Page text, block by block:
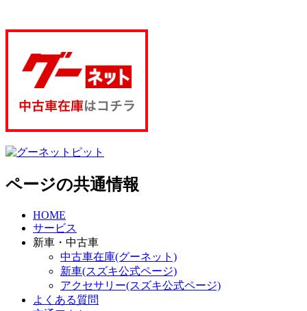
ページの共通情報
HOME
サービス
新車・中古車
中古車在庫(グーネット)
新車(スズキ公式ページ)
アクセサリー(スズキ公式ページ)
よくある質問